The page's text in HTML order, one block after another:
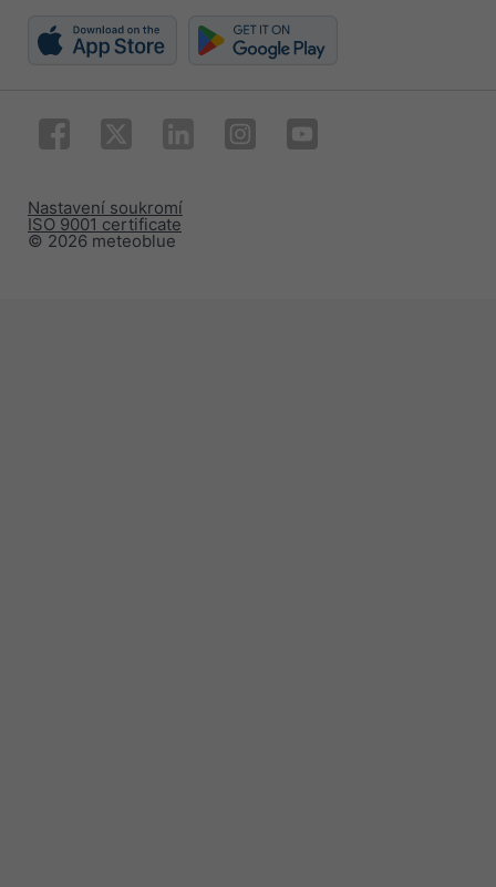
© 2026 meteoblue
ISO 9001 certificate
Nastavení soukromí